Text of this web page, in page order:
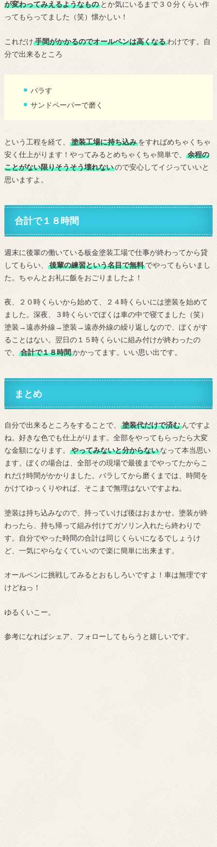
が変わってみえるようなものとか気にいるまで３０分くらい作
ってもらってました（笑）懐かしい！
これだけ 手間がかかるのでオールペンは高くなるわけです。自
分で出来るところ
バラす
サンドペーパーで磨く
という工程を経て、 塗装工場に持ち込みをすればめちゃくちゃ
安く仕上がります！やってみるとめちゃくちゃ簡単で、
余程の
ことがない限りそうそう壊れないので安心してイジっていいと
思いますよ。
合計で１８時間
週末に後輩の働いている板金塗装工場で仕事が終わってから貸
してもらい、
後輩の練習という名目で無料でやってもらいまし
た。ちゃんとお礼に飯をおごりましたよ！
夜、２０時くらいから始めて、２４時くらいには塗装を始めて
ました。深夜、３時くらいでぼくは車の中で寝てました（笑）
塗装→遠赤外線→塗装→遠赤外線の繰り返しなので、ぼくがす
ることはない。翌日の１５時くらいに組み付けが終わったの
で、
合計で１８時間かかってます。いい思い出です。
まとめ
自分で出来るところをすることで、 塗装代だけで済むんですよ
ね。好きな色でも仕上がります。全部をやってもらったら大変
な金額になります。
やってみないと分からないなって本当思い
ます。ぼくの場合は、全部その現場で最後までやってたからこ
れだけ時間がかかりました。バラしてから磨くまでは、時間を
かけてゆっくりやれば、そこまで無理はないですよね。
塗装は持ち込みなので、持っていけば後はおまかせ。塗装が終
わったら、持ち帰って組み付けてガソリン入れたら終わりで
す。自分でやった時間の合計は同じくらいになるでしょうけ
ど、一気にやらなくていいので楽に簡単に出来ます。
オールペンに挑戦してみるとおもしろいですよ！車は無理です
けどねっ！
ゆるくいこー。
参考になればシェア、フォローしてもらうと嬉しいです。